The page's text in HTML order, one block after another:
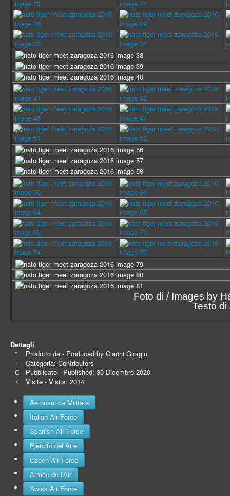
Foto di / Images by
Testo di
Dettagli
Prodotto da - Produced byCiarini Giorgio
Categoria:Contributors
Pubblicato - Published: 30 Dicembre 2020
Visite - Visits: 2014
Aeronautica Militare
Italian Air Force
Spanish Air Force
Ejèrcito del Aire
Czech Air Force
Armée de l'Air
Swiss Air Force